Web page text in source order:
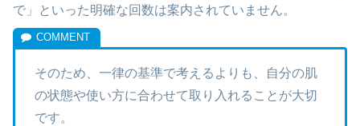
で」といった明確な回数は案内されていません。
そのため、一律の基準で考えるよりも、自分の肌
の状態や使い方に合わせて取り入れることが大切
です。